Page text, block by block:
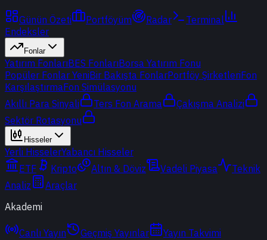
Günün Özeti Portföyüm Radar
Terminal
Endeksler
Fonlar
Yatırım FonlarıBES FonlarıBorsa Yatırım Fonu
Popüler Fonlar YeniBir Bakışta FonlarPortföy ŞirketleriFon
KarşılaştırmaFon Simülasyonu
Akıllı Para Sinyali
Ters Fon Arama
Çakışma Analizi
Sektör Rotasyonu
Hisseler
Yerli HisselerYabancı Hisseler
ETF
Kripto Altın & Döviz Vadeli Piyasa
Teknik
Analiz
Araçlar
Akademi
Canlı Yayın Geçmiş Yayınlar
Yayın Takvimi